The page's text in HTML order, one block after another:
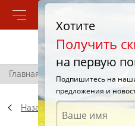
Позвонить
Главная / Автонаклейки
Назад
Хотите
Получить
на первую
Подпишитесь на
предложения и